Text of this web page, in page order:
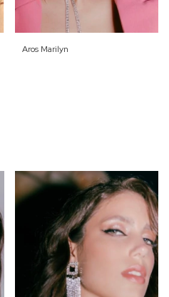
Aros Marilyn